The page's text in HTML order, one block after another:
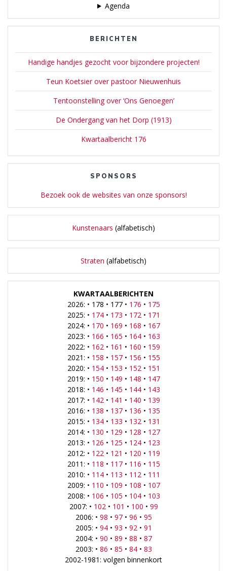
Agenda
BERICHTEN
Handige handjes gezocht voor bijzondere projecten!
Teun Koetsier over pastoor Nieuwenhuis
Tentoonstelling over ‘Ons Genoegen’
De Ondergang van het Dorp (1913)
Kwartaalbericht 176
SPONSORS
Bezoek ook de websites van onze sponsors!
Kunstenaars (alfabetisch)
Straten (alfabetisch)
KWARTAALBERICHTEN
2026: • 178 • 177 • 176 • 175
2025: • 174• 173 • 172• 171
2024: • 170 • 169 • 168 • 167
2023: • 166 • 165 • 164• 163
2022: • 162• 161 • 160 • 159
2021: • 158 • 157• 156 • 155
2020: • 154• 153 • 152• 151
2019: • 150 • 149 • 148 • 147
2018: • 146 • 145 • 144• 143
2017: • 142• 141 • 140 • 139
2016: • 138 • 137• 136 • 135
2015: • 134• 133 • 132• 131
2014: • 130 • 129 • 128 • 127
2013: • 126 • 125 • 124• 123
2012: • 122• 121 • 120 • 119
2011: • 118 • 117• 116 • 115
2010: • 114• 113 • 112• 111
2009: • 110 • 109 • 108 • 107
2008: • 106 • 105 • 104• 103
2007: • 102• 101 • 100 • 99
2006: • 98 • 97• 96 • 95
2005: • 94• 93 • 92• 91
2004: • 90 • 89 • 88 • 87
2003: • 86 • 85 • 84• 83
2002-1981: volgen binnenkort